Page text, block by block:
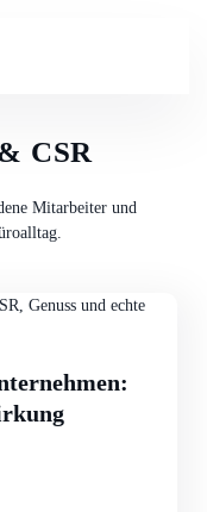
CSR
Mitarbeiter und